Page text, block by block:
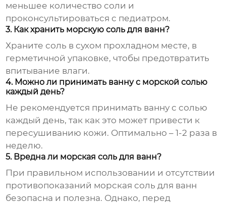
меньшее количество соли и
проконсультироваться с педиатром.
3. Как хранить морскую соль для ванн?
Храните соль в сухом прохладном месте, в
герметичной упаковке, чтобы предотвратить
впитывание влаги.
4. Можно ли принимать ванну с морской солью
каждый день?
Не рекомендуется принимать ванну с солью
каждый день, так как это может привести к
пересушиванию кожи. Оптимально – 1-2 раза в
неделю.
5. Вредна ли морская соль для ванн?
При правильном использовании и отсутствии
противопоказаний морская соль для ванн
безопасна и полезна. Однако, перед